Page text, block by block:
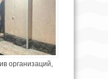
организаций,